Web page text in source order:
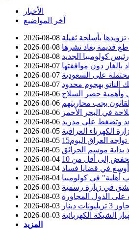
الأخبار
آخر المواضيع
2026-08-08 بأسلحة ثقيلة
2026-08-08 قديمة يعاد نشرها
2026-08-08 كولومبيا الجديد
2026-08-07 دون موافقتها
2026-08-07 على السعودية
2026-08-07 الناتو بهجوم محدود
2026-08-06 وأهمية حصر السلاح
2026-08-06 يجب محاربتهم
2026-08-06 في البحر الأحمر
2026-08-06 وتضغط على مدريد
2026-08-05
2026-08-05
العراق اليوم
2026-08-05
2026-08-04
2026-08-04 أوسع في قضايا فساد
2026-08-04 أهلية" في كولومبيا
2026-08-03 في زيارة رسمية
2026-08-03 على الدول المجاورة
2026-08-03
2026-08-03 الشبكة الكهربائية
المزيد